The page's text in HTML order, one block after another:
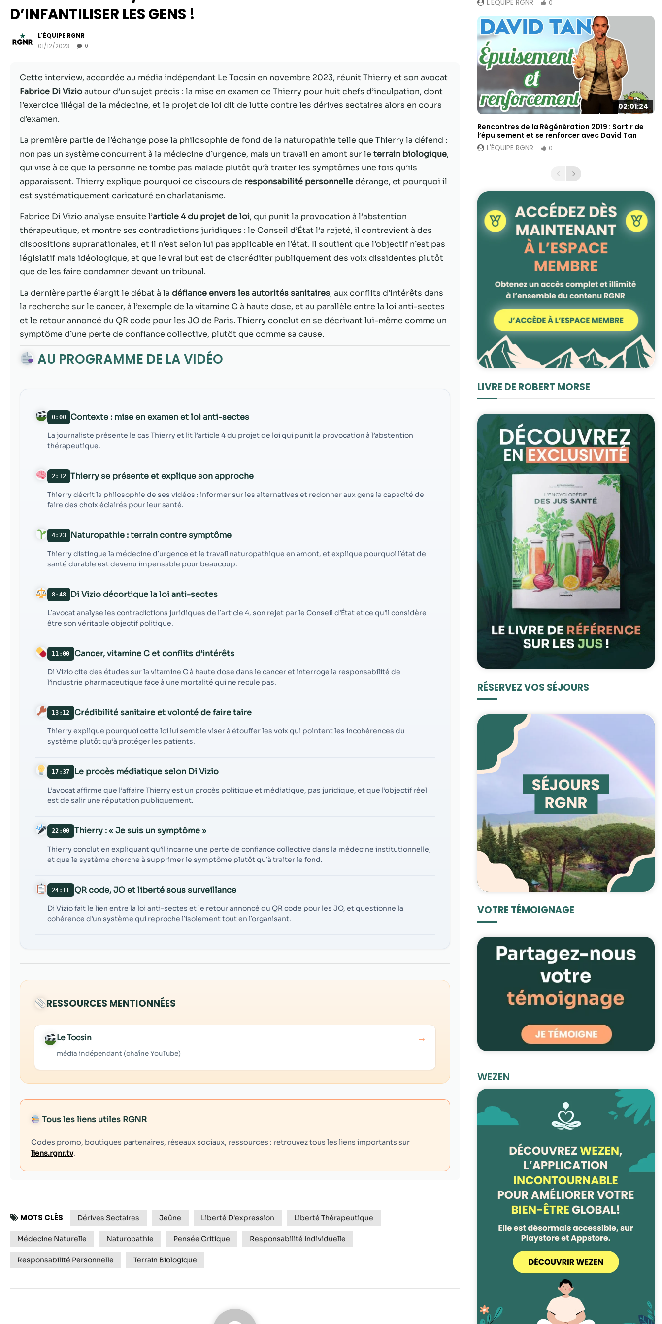
D’INFANTILISER LES GENS !
L'ÉQUIPE RGNR
01/12/2023
0
Cette interview, accordée au média indépendant Le Tocsin en novembre 2023, réunit Thierry et son avocat
Fabrice Di Vizioautour d’un sujet précis : la mise en examen de Thierry pour huit chefs d’inculpation, dont
l’exercice illégal de la médecine, et le projet de loi dit de lutte contre les dérives sectaires alors en cours
d’examen.
La première partie de l’échange pose la philosophie de fond de la naturopathie telle que Thierry la défend :
non pas un système concurrent à la médecine d’urgence, mais un travail en amont sur le terrain biologique,
qui vise à ce que la personne ne tombe pas malade plutôt qu’à traiter les symptômes une fois qu’ils
apparaissent. Thierry explique pourquoi ce discours de responsabilité personnelledérange, et pourquoi il
est systématiquement caricaturé en charlatanisme.
Fabrice Di Vizio analyse ensuite l’article 4 du projet de loi, qui punit la provocation à l’abstention
thérapeutique, et montre ses contradictions juridiques : le Conseil d’État l’a rejeté, il contrevient à des
dispositions supranationales, et il n’est selon lui pas applicable en l’état. Il soutient que l’objectif n’est pas
législatif mais idéologique, et que le vrai but est de discréditer publiquement des voix dissidentes plutôt
que de les faire condamner devant un tribunal.
La dernière partie élargit le débat à la défiance envers les autorités sanitaires, aux conflits d’intérêts dans
la recherche sur le cancer, à l’exemple de la vitamine C à haute dose, et au parallèle entre la loi anti-sectes
et le retour annoncé du QR code pour les JO de Paris. Thierry conclut en se décrivant lui-même comme un
symptôme d’une perte de confiance collective, plutôt que comme sa cause.
AU PROGRAMME DE LA VIDÉO
0:00 Contexte : mise en examen et loi anti-sectes
La journaliste présente le cas Thierry et lit l’article 4 du projet de loi qui punit la provocation à l’abstention
thérapeutique.
2:12 Thierry se présente et explique son approche
Thierry décrit la philosophie de ses vidéos : informer sur les alternatives et redonner aux gens la capacité de
faire des choix éclairés pour leur santé.
4:23 Naturopathie : terrain contre symptôme
Thierry distingue la médecine d’urgence et le travail naturopathique en amont, et explique pourquoi l’état de
santé durable est devenu impensable pour beaucoup.
8:48 Di Vizio décortique la loi anti-sectes
L’avocat analyse les contradictions juridiques de l’article 4, son rejet par le Conseil d’État et ce qu’il considère
être son véritable objectif politique.
11:00 Cancer, vitamine C et conflits d’intérêts
Di Vizio cite des études sur la vitamine C à haute dose dans le cancer et interroge la responsabilité de
l’industrie pharmaceutique face à une mortalité qui ne recule pas.
13:12 Crédibilité sanitaire et volonté de faire taire
Thierry explique pourquoi cette loi lui semble viser à étouffer les voix qui pointent les incohérences du
système plutôt qu’à protéger les patients.
17:37 Le procès médiatique selon Di Vizio
L’avocat affirme que l’affaire Thierry est un procès politique et médiatique, pas juridique, et que l’objectif réel
est de salir une réputation publiquement.
22:00 Thierry : « Je suis un symptôme »
Thierry conclut en expliquant qu’il incarne une perte de confiance collective dans la médecine institutionnelle,
et que le système cherche à supprimer le symptôme plutôt qu’à traiter le fond.
24:11 QR code, JO et liberté sous surveillance
Di Vizio fait le lien entre la loi anti-sectes et le retour annoncé du QR code pour les JO, et questionne la
cohérence d’un système qui reproche l’isolement tout en l’organisant.
RESSOURCES MENTIONNÉES
Le Tocsin
média indépendant (chaîne YouTube)
→
Tous les liens utiles RGNR
Codes promo, boutiques partenaires, réseaux sociaux, ressources : retrouvez tous les liens importants sur
liens.rgnr.tv.
MOTS CLÉS Dérives Sectaires Jeûne Liberté D'expression Liberté Thérapeutique
Médecine Naturelle Naturopathie Pensée Critique Responsabilité Individuelle
Responsabilité Personnelle Terrain Biologique
L'ÉQUIPE RGNR
0
02:01:24
Rencontres de la Régénération 2019 : Sortir de
l’épuisement et se renforcer avec David Tan
L'ÉQUIPE RGNR
0
LIVRE DE ROBERT MORSE
RÉSERVEZ VOS SÉJOURS
VOTRE TÉMOIGNAGE
WEZEN
et la structure
du site Web,
en fonction
de la façon
utilisé.
Experience
Afin que notre
aussi bien que
possible lors
de votre visite.
Si vous refusez
ces cookies,
certaines
du site Web.
voir du